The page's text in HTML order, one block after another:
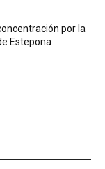
por la
Estepona